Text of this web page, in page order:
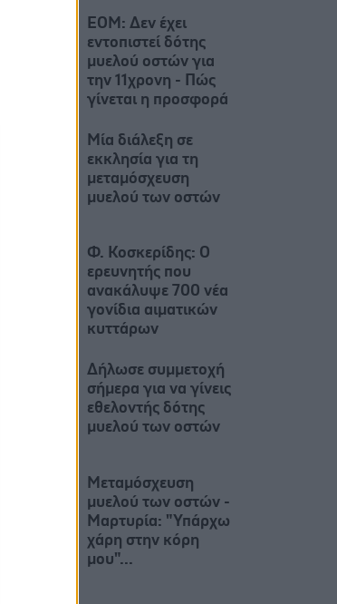
ΕΟΜ: Δεν έχει
εντοπιστεί δότης
μυελού οστών για
την 11χρονη - Πώς
γίνεται η προσφορά
Μία διάλεξη σε
εκκλησία για τη
μεταμόσχευση
μυελού των οστών
Φ. Κοσκερίδης: Ο
ερευνητής που
ανακάλυψε 700 νέα
γονίδια αιματικών
κυττάρων
Δήλωσε συμμετοχή
σήμερα για να γίνεις
εθελοντής δότης
μυελού των οστών
Μεταμόσχευση
μυελού των οστών -
Μαρτυρία: "Υπάρχω
χάρη στην κόρη
μου"...